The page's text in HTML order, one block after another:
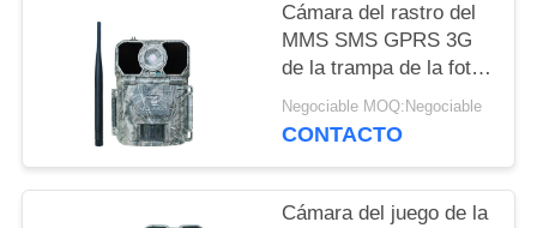
SITIO
Cámara del rastro del
MMS SMS GPRS 3G
de la trampa de la foto
para la investigación
de la captura de la
Negociable MOQ:Negociable
CONTACTO
Cámara del juego de la